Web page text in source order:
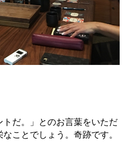
トだ。」とのお言葉をいただ
ことでしょう。奇跡です。